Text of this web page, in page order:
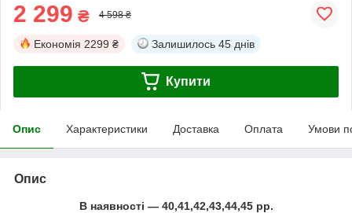
2 299 ₴ 4 598 ₴
Економія 2299 ₴ Залишилось 45 днів
Купити
Опис Характеристики Доставка Оплата Умови
Опис
В наявності ― 40,41,42,43,44,45 рр.